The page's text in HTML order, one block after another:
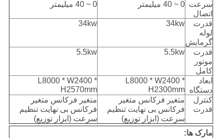
سرعت
اتصال
0 ~ 40 میلیمتر 0 ~ 40 میلیمتر
قدرت
لوله
گرمایش
34kw
34kw
قدرت
موتور
کامل
5.5kw
5.5kw
ابعاد
دستگاه
L8000 * W2400 *
H2300mm
L8000 * W2400 *
H2570mm
کنترل
قدرت
متغیر فرکانس متغیر
فرکانس بی نهایت تنظیم
سرعت (ابزار توزیع)
متغیر فرکانس متغیر
فرکانس بی نهایت تنظیم
سرعت (ابزار توزیع)
مارک ها: